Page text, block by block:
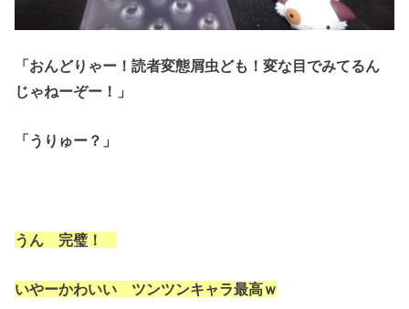
「おんどりゃー！読者変態屑虫ども！変な目でみてるん
じゃねーぞー！」
「うりゅー？」
うん 完璧！
いやーかわいい ツンツンキャラ最高ｗ